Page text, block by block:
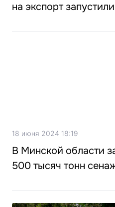
на экспорт
18 июня 2024 18:19
В Минской области
500 тысяч тонн